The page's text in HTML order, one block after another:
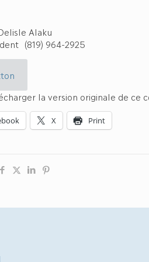
Alaku
(819) 964-2925
la version originale de ce
X Print